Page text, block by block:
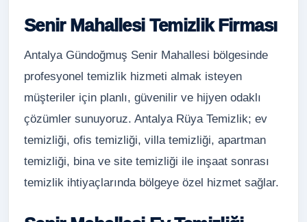
Senir Mahallesi Temizlik Firması
Antalya Gündoğmuş Senir Mahallesi bölgesinde
profesyonel temizlik hizmeti almak isteyen
müşteriler için planlı, güvenilir ve hijyen odaklı
çözümler sunuyoruz. Antalya Rüya Temizlik; ev
temizliği, ofis temizliği, villa temizliği, apartman
temizliği, bina ve site temizliği ile inşaat sonrası
temizlik ihtiyaçlarında bölgeye özel hizmet sağlar.